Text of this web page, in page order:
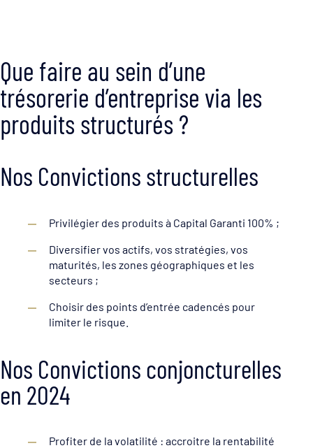
Que faire au sein d’une
trésorerie d’entreprise via les
produits structurés ?
Nos Convictions structurelles
Privilégier des produits à Capital Garanti 100% ;
Diversifier vos actifs, vos stratégies, vos
maturités, les zones géographiques et les
secteurs ;
Choisir des points d’entrée cadencés pour
limiter le risque.
Nos Convictions conjoncturelles
en 2024
Profiter de la volatilité : accroitre la rentabilité